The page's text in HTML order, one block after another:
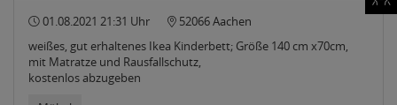
01.08.2021 21:31 Uhr
52066 Aachen
weißes, gut erhaltenes Ikea Kinderbett; Größe 140 cm x70cm,
mit Matratze und Rausfallschutz,
kostenlos abzugeben